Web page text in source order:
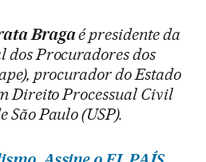
Bragaé presidente da
dos Procuradores dos
procurador do Estado
Direito Processual Civil
Paulo (USP).